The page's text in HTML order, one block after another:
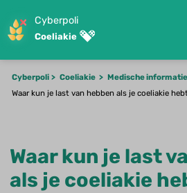
Cyberpoli
Coeliakie
Cyberpoli Coeliakie
Medische informatie
Waar kun je last van hebben als je coeliakie
Waar kun je last
als je coeliakie